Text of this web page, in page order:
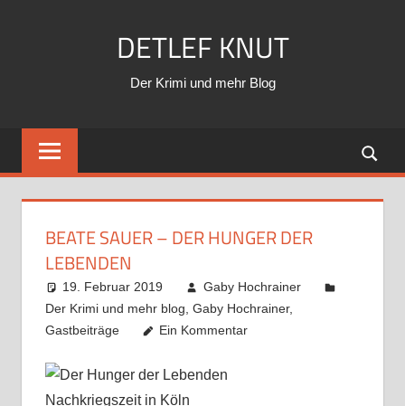
DETLEF KNUT
Der Krimi und mehr Blog
BEATE SAUER – DER HUNGER DER
LEBENDEN
19. Februar 2019
Gaby Hochrainer
Der Krimi und mehr blog Gaby Hochrainer,
Gastbeiträge
Ein Kommentar
Nachkriegszeit in Köln